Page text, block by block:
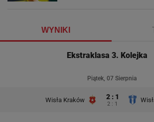
WYNIKI
Ekstraklasa 3. Kolejka
Piątek, 07 Sierpnia
Wisła Kraków 2 : 1
2 : 1